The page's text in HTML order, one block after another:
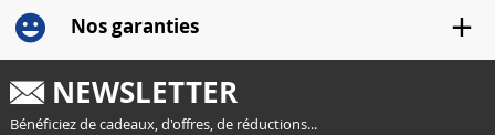
Nos garanties
NEWSLETTER
Bénéficiez de cadeaux, d'offres, de réductions...